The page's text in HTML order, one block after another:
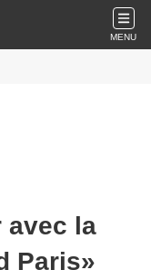
MENU
avec la
Paris»